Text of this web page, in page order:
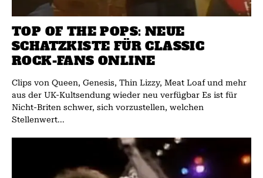
TOP OF THE POPS: NEUE
SCHATZKISTE FÜR CLASSIC
ROCK-FANS ONLINE
Clips von Queen, Genesis, Thin Lizzy, Meat Loaf und mehr
aus der UK-Kultsendung wieder neu verfügbar Es ist für
Nicht-Briten schwer, sich vorzustellen, welchen
Stellenwert...